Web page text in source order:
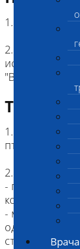
1. Голодная
2. Факторы,
1. Вид
птиц + мазок
2. Пробирка
- помет:
контейнер с
- мазок со
одноразовая
стерильным